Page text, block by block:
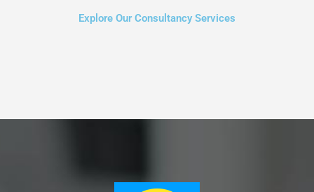
Explore Our Consultancy Services